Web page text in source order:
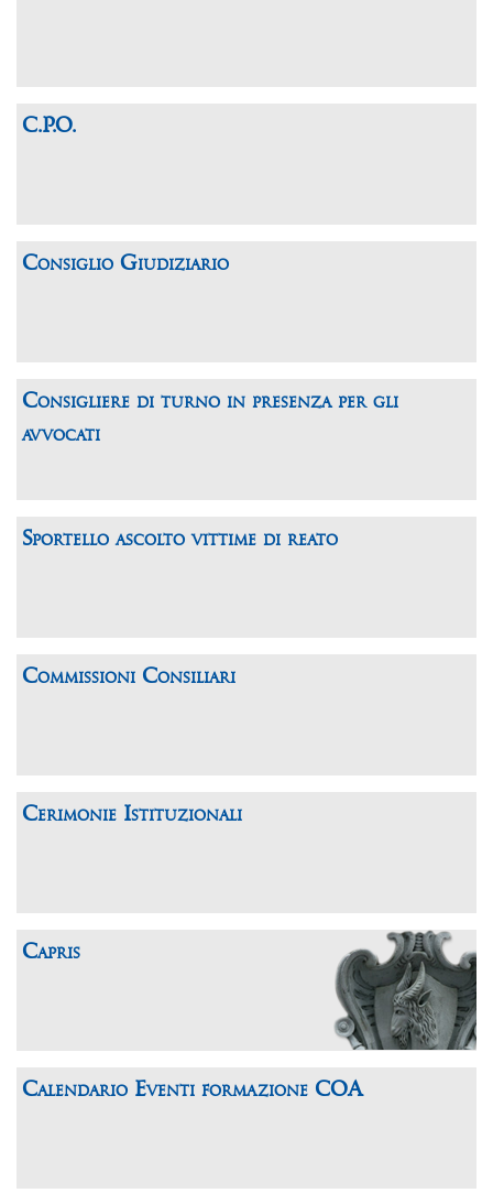
C.P.O.
Consiglio Giudiziario
Consigliere di turno in presenza per gli
avvocati
Sportello ascolto vittime di reato
Commissioni Consiliari
Cerimonie Istituzionali
Capris
Calendario Eventi formazione COA